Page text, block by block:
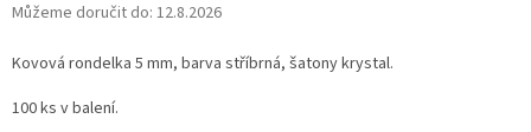
Můžeme doručit do: 12.8.2026
Kovová rondelka 5 mm, barva stříbrná, šatony krystal.
100 ks v balení.